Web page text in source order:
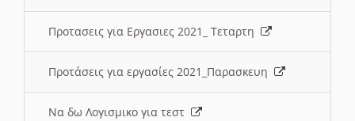
Προτασεις για Εργασιες 2021_ Τεταρτη
Προτάσεις για εργασίες 2021_Παρασκευη
Να δω Λογισμικο για τεστ